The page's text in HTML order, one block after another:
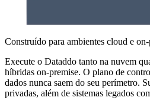
Construído para ambientes cloud e
Execute o Dataddo tanto na nuvem
híbridas on-premise. O plano de
dados nunca saem do seu perímetro.
privadas, além de sistemas legados